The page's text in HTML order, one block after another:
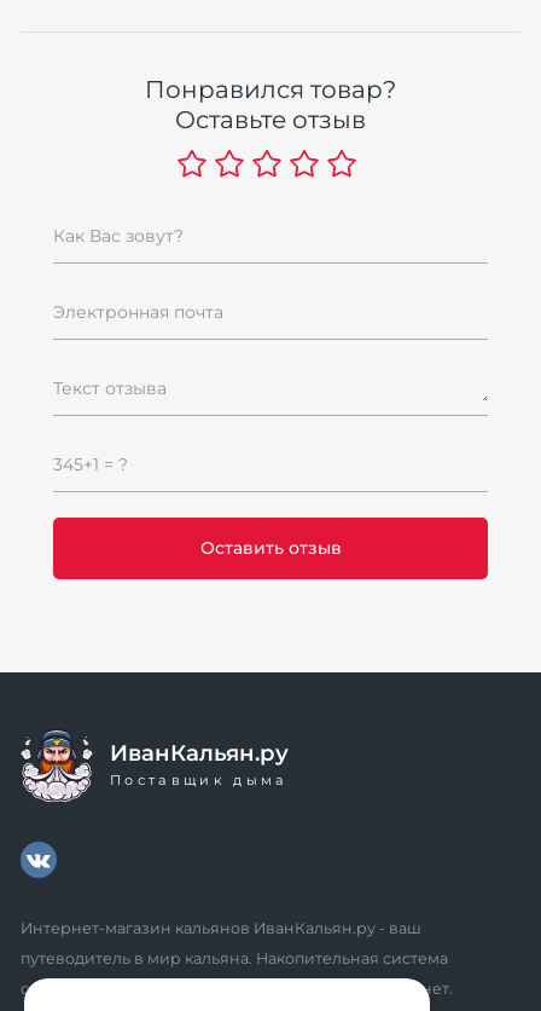
Понравился товар?
Оставьте отзыв
Как Вас зовут?
Электронная почта
Текст отзыва
345+1 = ?
ИванКальян.ру
Поставщик дыма
Интернет-магазин кальянов ИванКальян.ру - ваш
путеводитель в мир кальяна. Накопительная система
скидок, промокоды, акции. Удобный личный кабинет.